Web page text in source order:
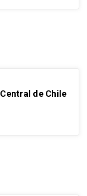
de Chile